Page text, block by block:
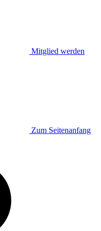
Mitglied werden
Zum Seitenanfang